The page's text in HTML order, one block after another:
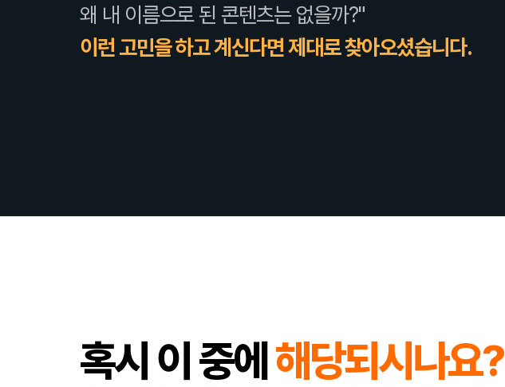
왜 내 이름으로 된 콘텐츠는 없을까?"
이런 고민을 하고 계신다면 제대로 찾아오셨습니다.
혹시 이 중에 해당되시나요?